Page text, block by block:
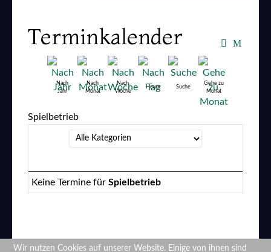
Terminkalender
Nach
Jahr
Nach
Monat
Nach
Woche
Heute Suche
Gehe zu
Monat
Spielbetrieb
Eine Kategorie auswählen um die Liste zu filtern
Keine Termine für Spielbetrieb
Wir nutzen Cookies auf unserer Website. Einige von ihnen sind